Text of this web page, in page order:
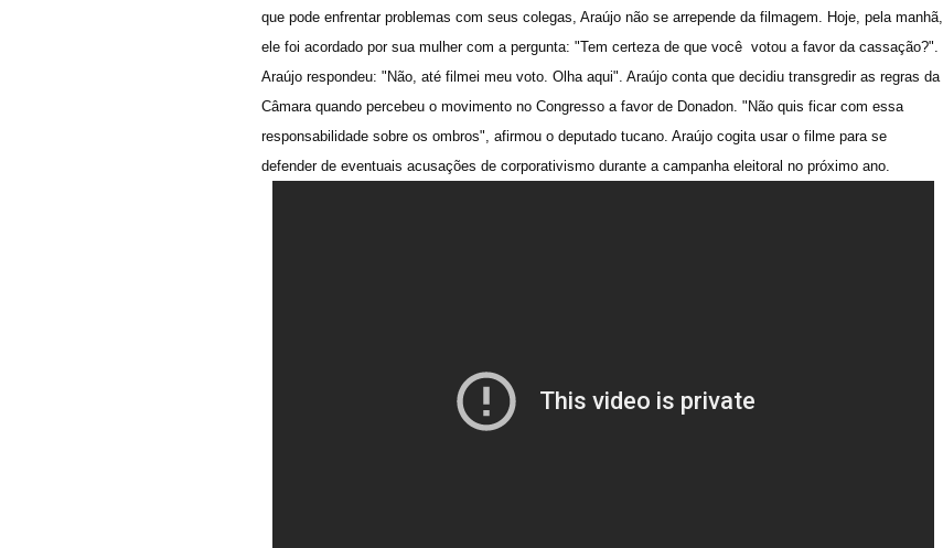
que pode enfrentar problemas com seus colegas, Araújo não se arrepende da filmagem. Hoje, pela manhã,
ele foi acordado por sua mulher com a pergunta: "Tem certeza de que você votou a favor da cassação?".
Araújo respondeu: "Não, até filmei meu voto. Olha aqui". Araújo conta que decidiu transgredir as regras da
Câmara quando percebeu o movimento no Congresso a favor de Donadon. "Não quis ficar com essa
responsabilidade sobre os ombros", afirmou o deputado tucano. Araújo cogita usar o filme para se
defender de eventuais acusações de corporativismo durante a campanha eleitoral no próximo ano.